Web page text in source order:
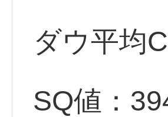
ダウ平
SQ値：